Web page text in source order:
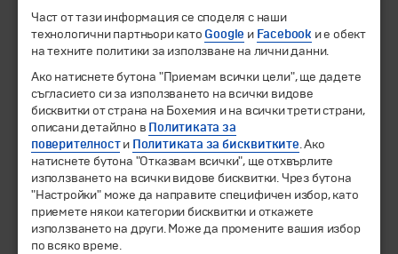
Екскурзии и почивки
Направления
Календар
Всички програми от А до Я
Промоции
Горещи оферти
Потвърдени дати
Празници
Оферта на деня
Туристически обекти
Част от тази информация се споделя с наши
технологични партньори като Google и Facebook и е обект
на техните политики за използване на лични данни.
Ако натиснете бутона "Приемам всички цели", ще дадете
съгласието си за използването на всички видове
бисквитки от страна на Бохемия и на всички трети страни,
описани детайлно в Политиката за
поверителности Политиката за бисквитките. Ако
натиснете бутона "Отказвам всички", ще отхвърлите
използването на всички видове бисквитки. Чрез бутона
"Настройки" може да направите специфичен избор, като
приемете някои категории бисквитки и откажете
използването на други. Може да промените вашия избор
по всяко време.